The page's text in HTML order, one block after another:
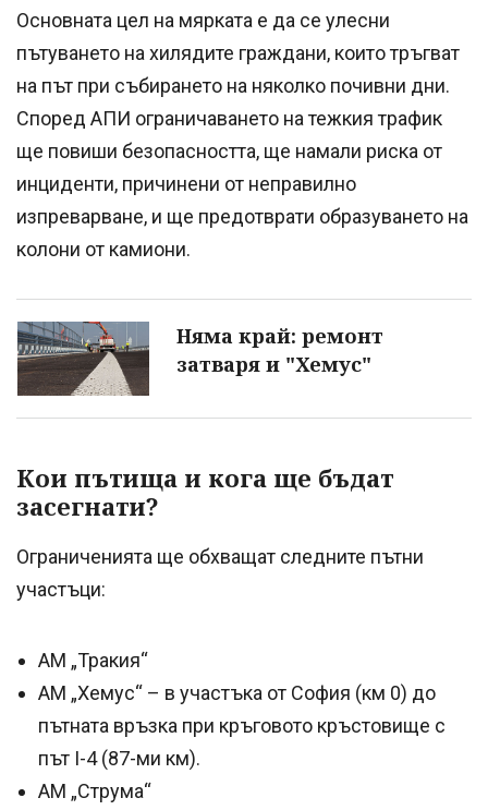
Основната цел на мярката е да се улесни
пътуването на хилядите граждани, които тръгват
на път при събирането на няколко почивни дни.
Според АПИ ограничаването на тежкия трафик
ще повиши безопасността, ще намали риска от
инциденти, причинени от неправилно
изпреварване, и ще предотврати образуването на
колони от камиони.
Няма край: ремонт
затваря и "Хемус"
Кои пътища и кога ще бъдат
засегнати?
Ограниченията ще обхващат следните пътни
участъци:
АМ „Тракия“
АМ „Хемус“ – в участъка от София (км 0) до
пътната връзка при кръговото кръстовище с
път I-4 (87-ми км).
АМ „Струма“